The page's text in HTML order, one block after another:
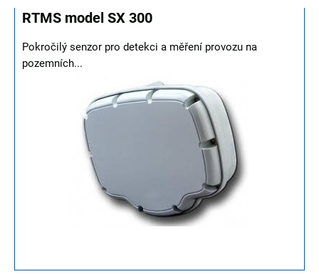
RTMS model SX 300
Pokročilý senzor pro detekci a měření provozu na
pozemních...